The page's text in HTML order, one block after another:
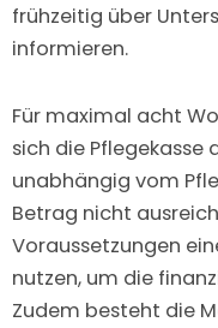
frühzeitig über
informieren.
Für maximal acht
sich die Pflegekasse
unabhängig vom
Betrag nicht
Voraussetzungen
nutzen, um die
Zudem besteht die